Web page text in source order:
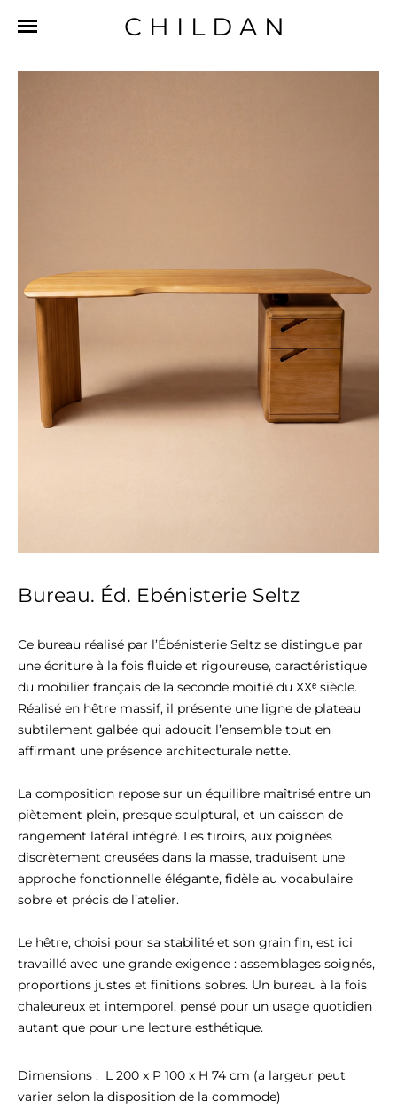
CHILDAN
Bureau. Éd. Ebénisterie Seltz
Ce bureau réalisé par l’Ébénisterie Seltz se distingue par
une écriture à la fois fluide et rigoureuse, caractéristique
du mobilier français de la seconde moitié du XXᵉ siècle.
Réalisé en hêtre massif, il présente une ligne de plateau
subtilement galbée qui adoucit l’ensemble tout en
affirmant une présence architecturale nette.
La composition repose sur un équilibre maîtrisé entre un
piètement plein, presque sculptural, et un caisson de
rangement latéral intégré. Les tiroirs, aux poignées
discrètement creusées dans la masse, traduisent une
approche fonctionnelle élégante, fidèle au vocabulaire
sobre et précis de l’atelier.
Le hêtre, choisi pour sa stabilité et son grain fin, est ici
travaillé avec une grande exigence : assemblages soignés,
proportions justes et finitions sobres. Un bureau à la fois
chaleureux et intemporel, pensé pour un usage quotidien
autant que pour une lecture esthétique.
Dimensions :  L 200 x P 100 x H 74 cm (a largeur peut
varier selon la disposition de la commode)